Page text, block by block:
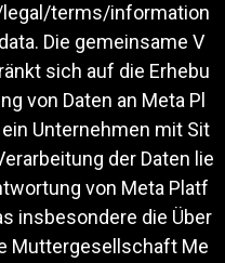
terms/information
. Die gemeinsame V
sich auf die Erhebu
von Daten an Meta Pl
Unternehmen mit Sit
der Daten lie
von Meta Platf
insbesondere die Über
Muttergesellschaft Me